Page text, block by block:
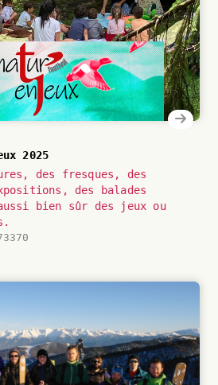
2025
des fresques, des
des balades
bien sûr des jeux ou